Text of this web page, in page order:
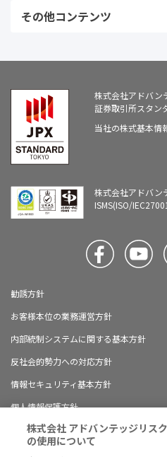
その他コンテンツ
株式会社アドバン
証券取引所スタン
当社の株式基本情
株式会社アドバン
ISMS(ISO/
勧誘方針
お客様本位の業務運営方針
内部統制システムに関する基本方針
反社会的勢力への対応方針
情報セキュリティ基本方針
個人情報保護方針
ブランドガイドライン
株式会社 アドバンテッジリ
の使用について